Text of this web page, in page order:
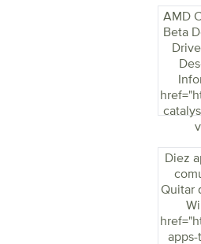
AMD
Beta
Diez
Quitar